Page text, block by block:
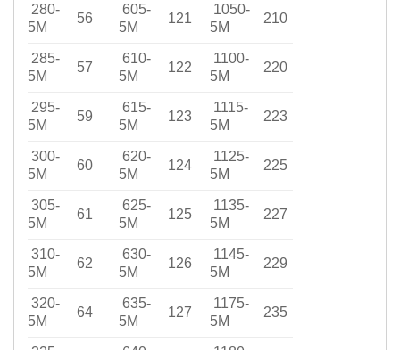
280-
5M
56
605-
5M
121
1050-
5M
210
285-
5M
57
610-
5M
122
1100-
5M
220
295-
5M
59
615-
5M
123
1115-
5M
223
300-
5M
60
620-
5M
124
1125-
5M
225
305-
5M
61
625-
5M
125
1135-
5M
227
310-
5M
62
630-
5M
126
1145-
5M
229
320-
5M
64
635-
5M
127
1175-
5M
235